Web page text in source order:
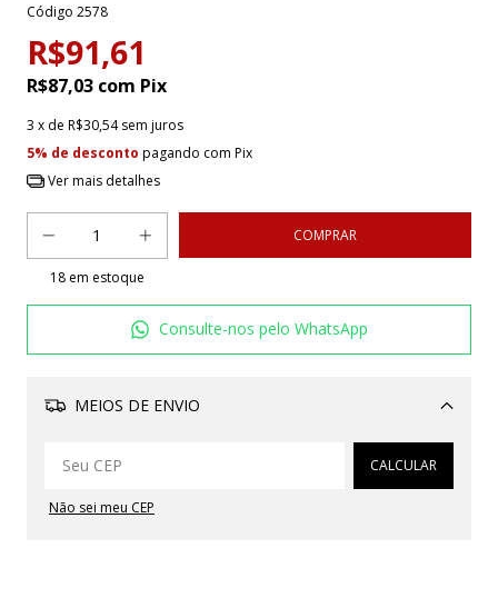
Código 2578
R$91,61
R$87,03 com Pix
3 x de R$30,54 sem juros
5% de desconto pagando com Pix
Ver mais detalhes
18em estoque
Consulte-nos pelo WhatsApp
MEIOS DE ENVIO
Alterar CEP
CALCULAR
Não sei meu CEP